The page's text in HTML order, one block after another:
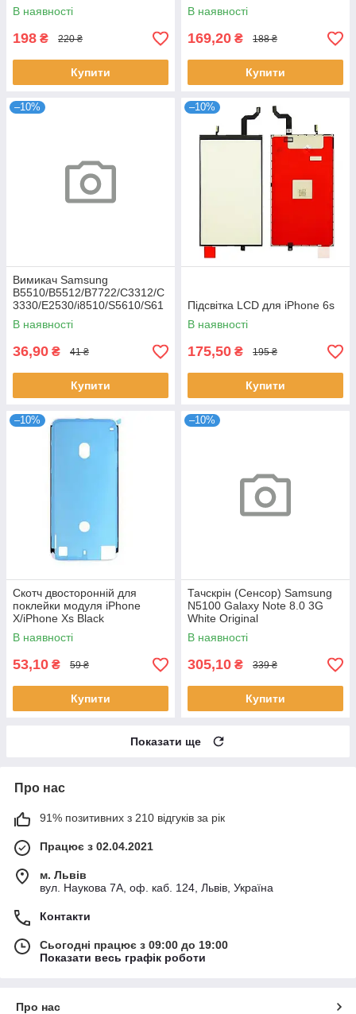
В наявності
198 ₴ 220 ₴
Купити
В наявності
169,20 ₴ 188 ₴
Купити
–10%
Вимикач Samsung
B5510/B5512/B7722/C3312/C
3330/E2530/i8510/S5610/S61
02
В наявності
36,90 ₴ 41 ₴
Купити
–10%
Підсвітка LCD для iPhone 6s
В наявності
175,50 ₴ 195 ₴
Купити
–10%
Скотч двосторонній для
поклейки модуля iPhone
X/iPhone Xs Black
В наявності
53,10 ₴ 59 ₴
Купити
–10%
Тачскрін (Сенсор) Samsung
N5100 Galaxy Note 8.0 3G
White Original
В наявності
305,10 ₴ 339 ₴
Купити
Показати ще
Про нас
91% позитивних з 210 відгуків за рік
Працює з 02.04.2021
м. Львів
вул. Наукова 7А, оф. каб. 124, Львів, Україна
Контакти
Сьогодні працює з 09:00 до 19:00
Показати весь графік роботи
Про нас